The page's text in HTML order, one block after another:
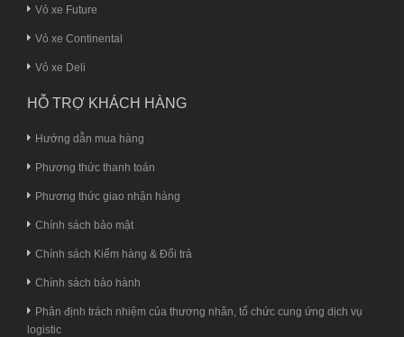
Vỏ xe Future
Vỏ xe Continental
Vỏ xe Deli
HỖ TRỢ KHÁCH HÀNG
Hướng dẫn mua hàng
Phương thức thanh toán
Phương thức giao nhận hàng
Chính sách bảo mật
Chính sách Kiểm hàng & Đổi trả
Chính sách bảo hành
Phân định trách nhiệm của thương nhân, tổ chức cung ứng dịch vụ
logistic